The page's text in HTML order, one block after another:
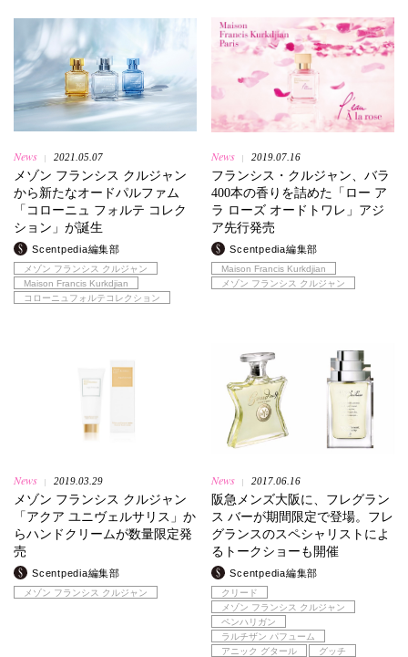
News | 2021.05.07
メゾン フランシス クルジャン
から新たなオードパルファム
「コローニュ フォルテ コレク
ション」が誕生
Scentpedia編集部
メゾン フランシス クルジャン
Maison Francis Kurkdjian
コローニュフォルテコレクション
News | 2019.07.16
フランシス・クルジャン、バラ
400本の香りを詰めた「ロー ア
ラ ローズ オードトワレ」アジ
ア先行発売
Scentpedia編集部
Maison Francis Kurkdjian
メゾン フランシス クルジャン
News 2019.03.29
メゾン フランシス クルジャン
「アクア ユニヴェルサリス」か
らハンドクリームが数量限定発
売
Scentpedia編集部
メゾン フランシス クルジャン
News 2017.06.16
阪急メンズ大阪に、フレグラン
ス バーが期間限定で登場。フレ
グランスのスペシャリストによ
るトークショーも開催
Scentpedia編集部
クリード
メゾン フランシス クルジャン
ペンハリガン
ラルチザン パフューム
アニック グタール
グッチ